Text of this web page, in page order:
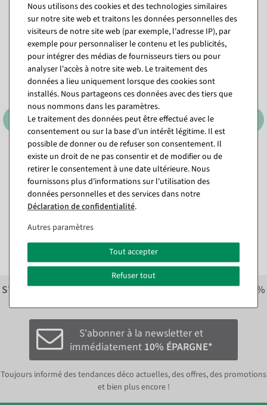
Vous pourriez aussi aimer (8)
Fromage parmesan italien,
1/4 de morceau
Disponible immédiatement
23,74 €
19,95 EUR hors TVA
Bandelettes
d&#039;emmental 3 pièces
Aliments factices
Disponible immédiatement
S'inscrire à la newsletter et recevoir immédiatement 10%
S'abonner à la newsletter et
immédiatement 10% ÉPARGNE*
Toujours informé des tendances déco actuelles, des offres, des promotions
et bien plus encore !
Nous utilisons des cookies et des technologies similaires
sur notre site web et traitons les données personnelles des
visiteurs de notre site web (par exemple, l'adresse IP), par
exemple pour personnaliser le contenu et les publicités,
pour intégrer des médias de fournisseurs tiers ou pour
analyser l'accès à notre site web. Le traitement des
données a lieu uniquement lorsque des cookies sont
installés. Nous partageons ces données avec des tiers que
nous nommons dans les paramètres.
Le traitement des données peut être effectué avec le
consentement ou sur la base d'un intérêt légitime. Il est
possible de donner ou de refuser son consentement. Il
existe un droit de ne pas consentir et de modifier ou de
retirer le consentement à une date ultérieure. Nous
fournissons plus d'informations sur l'utilisation des
données personnelles et des services dans notre
Déclaration de confidentialité.
Autres paramètres
Tout accepter
Refuser tout